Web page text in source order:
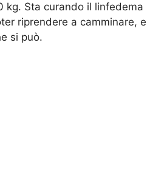
kg. Sta curando il linfedema
riprendere a camminare, e
si può.